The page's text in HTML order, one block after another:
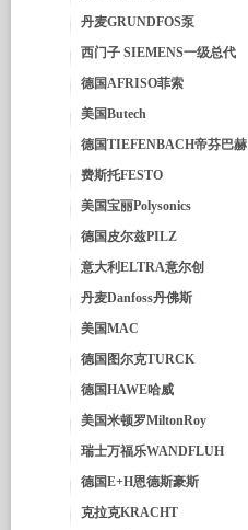
丹麦GRUNDFOS泵
西门子 SIEMENS一级总代
德国AFRISO菲索
美国Butech
德国TIEFENBACH帝芬巴赫
费斯托FESTO
美国宝丽Polysonics
德国皮尔兹PILZ
意大利ELTRA意尔创
丹麦Danfoss丹佛斯
美国MAC
德国图尔克TURCK
德国HAWE哈威
美国米顿罗MiltonRoy
瑞士万福乐WANDFLUH
德国E+H恩德斯豪斯
克拉克KRACHT